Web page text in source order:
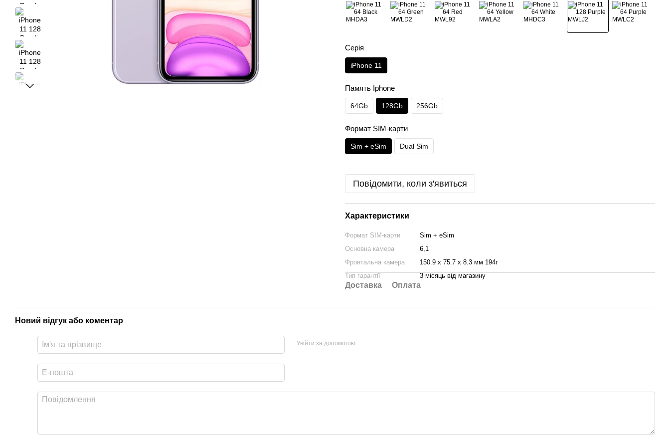
Серія
iPhone 11
Память Iphone
64Gb 128Gb 256Gb
Формат SIM-карти
Sim + eSim Dual Sim
Повідомити, коли з'явиться
Характеристики
Формат SIM-карти
Sim + eSim
Основна камера
6,1
Фронтальна камера
150.9 х 75.7 х 8.3 мм 194г
Тип гарантії
3 місяць від магазину
Доставка Оплата
Новий відгук або коментар
Увійти за допомогою